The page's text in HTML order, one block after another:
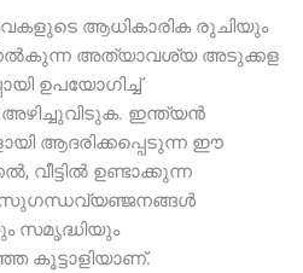
ആധികാരിക രുചിയും
അത്യാവശ്യ അടുക്കള
ഉപയോഗിച്ച്
അഴിച്ചുവിടുക. ഇന്ത്യൻ
ആദരിക്കപ്പെടുന്ന ഈ
വീട്ടിൽ ഉണ്ടാക്കുന്ന
സുഗന്ധവ്യഞ്ജനങ്ങൾ
സമൃദ്ധിയും
കൂട്ടാളിയാണ്.